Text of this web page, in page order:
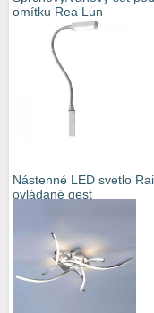
omítku Rea Lun
Nástenné LED svetlo
ovládané gest